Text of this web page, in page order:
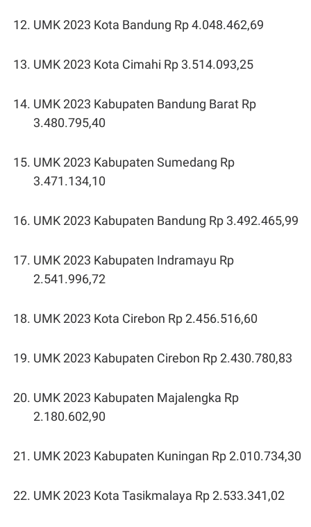
UMK 2023 Kota Bandung Rp 4.048.462,69
UMK 2023 Kota Cimahi Rp 3.514.093,25
UMK 2023 Kabupaten Bandung Barat Rp
3.480.795,40
UMK 2023 Kabupaten Sumedang Rp
3.471.134,10
UMK 2023 Kabupaten Bandung Rp 3.492.465,99
UMK 2023 Kabupaten Indramayu Rp
2.541.996,72
UMK 2023 Kota Cirebon Rp 2.456.516,60
UMK 2023 Kabupaten Cirebon Rp 2.430.780,83
UMK 2023 Kabupaten Majalengka Rp
2.180.602,90
UMK 2023 Kabupaten Kuningan Rp 2.010.734,30
UMK 2023 Kota Tasikmalaya Rp 2.533.341,02